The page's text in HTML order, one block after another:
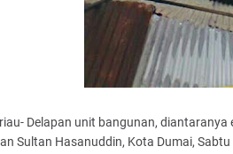
Delapan unit bangunan,
Sultan Hasanuddin, Kota Dumai,